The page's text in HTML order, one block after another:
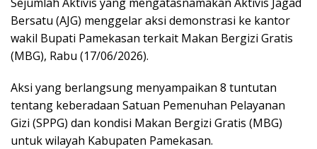
Bersatu (AJG) menggelar aksi demonstrasi ke kantor
wakil Bupati Pamekasan terkait Makan Bergizi Gratis
(MBG), Rabu (17/06/2026).
Aksi yang berlangsung menyampaikan 8 tuntutan
tentang keberadaan Satuan Pemenuhan Pelayanan
Gizi (SPPG) dan kondisi Makan Bergizi Gratis (MBG)
untuk wilayah Kabupaten Pamekasan.